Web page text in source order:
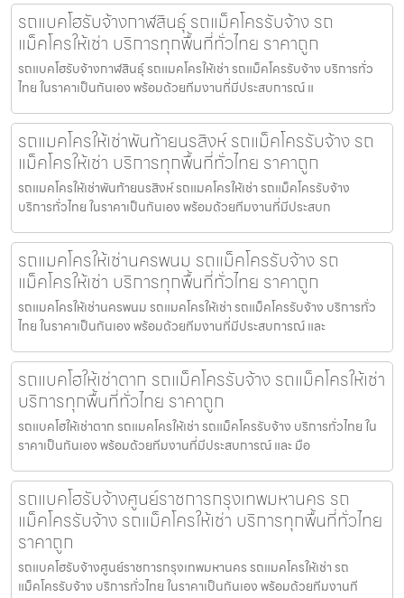
รถแบคโฮรับจ้างกาฬสินธุ์ รถแม็คโครรับจ้าง รถ
แม็คโครให้เช่า บริการทุกพื้นที่ทั่วไทย ราคาถูก
รถแบคโฮรับจ้างกาฬสินธุ์ รถแมคโครให้เช่า รถแม็คโครรับจ้าง บริการทั่ว
ไทย ในราคาเป็นกันเอง พร้อมด้วยทีมงานที่มีประสบการณ์ แ
รถแมคโครให้เช่าพันท้ายนรสิงห์ รถแม็คโครรับจ้าง รถ
แม็คโครให้เช่า บริการทุกพื้นที่ทั่วไทย ราคาถูก
รถแมคโครให้เช่าพันท้ายนรสิงห์ รถแมคโครให้เช่า รถแม็คโครรับจ้าง
บริการทั่วไทย ในราคาเป็นกันเอง พร้อมด้วยทีมงานที่มีประสบก
รถแมคโครให้เช่านครพนม รถแม็คโครรับจ้าง รถ
แม็คโครให้เช่า บริการทุกพื้นที่ทั่วไทย ราคาถูก
รถแมคโครให้เช่านครพนม รถแมคโครให้เช่า รถแม็คโครรับจ้าง บริการทั่ว
ไทย ในราคาเป็นกันเอง พร้อมด้วยทีมงานที่มีประสบการณ์ และ
รถแบคโฮให้เช่าตาก รถแม็คโครรับจ้าง รถแม็คโครให้เช่า
บริการทุกพื้นที่ทั่วไทย ราคาถูก
รถแบคโฮให้เช่าตาก รถแมคโครให้เช่า รถแม็คโครรับจ้าง บริการทั่วไทย ใน
ราคาเป็นกันเอง พร้อมด้วยทีมงานที่มีประสบการณ์ และ มือ
รถแบคโฮรับจ้างศูนย์ราชการกรุงเทพมหานคร รถ
แม็คโครรับจ้าง รถแม็คโครให้เช่า บริการทุกพื้นที่ทั่วไทย
ราคาถูก
รถแบคโฮรับจ้างศูนย์ราชการกรุงเทพมหานคร รถแมคโครให้เช่า รถ
แม็คโครรับจ้าง บริการทั่วไทย ในราคาเป็นกันเอง พร้อมด้วยทีมงานที